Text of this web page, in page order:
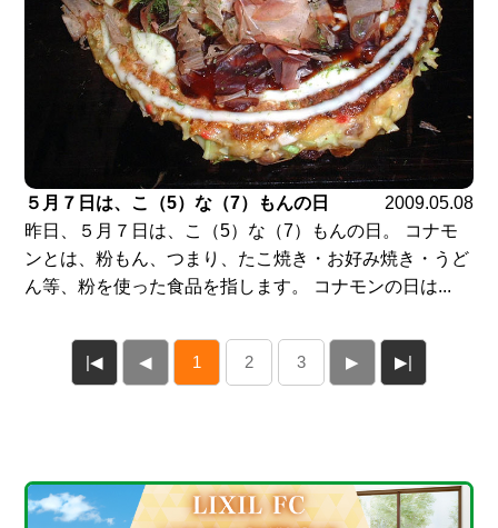
５月７日は、こ（5）な（7）もんの日
2009.05.08
昨日、５月７日は、こ（5）な（7）もんの日。 コナモ
ンとは、粉もん、つまり、たこ焼き・お好み焼き・うど
ん等、粉を使った食品を指します。 コナモンの日は...
|◀ ◀ 1 2 3 ▶ ▶|